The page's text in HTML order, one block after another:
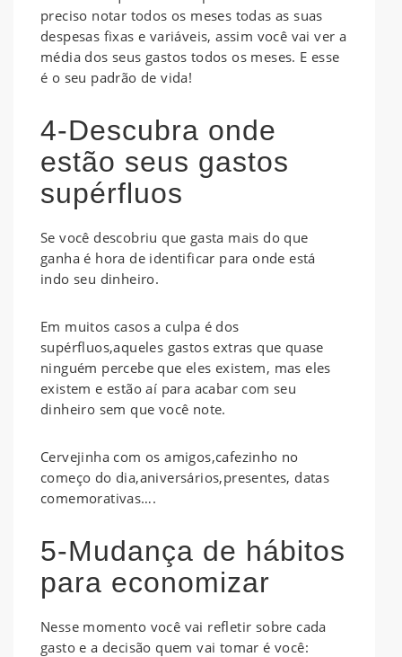
preciso notar todos os meses todas as suas
despesas fixas e variáveis, assim você vai ver a
média dos seus gastos todos os meses. E esse
é o seu padrão de vida!
4-Descubra onde
estão seus gastos
supérfluos
Se você descobriu que gasta mais do que
ganha é hora de identificar para onde está
indo seu dinheiro.
Em muitos casos a culpa é dos
supérfluos,aqueles gastos extras que quase
ninguém percebe que eles existem, mas eles
existem e estão aí para acabar com seu
dinheiro sem que você note.
Cervejinha com os amigos,cafezinho no
começo do dia,aniversários,presentes, datas
comemorativas….
5-Mudança de hábitos
para economizar
Nesse momento você vai refletir sobre cada
gasto e a decisão quem vai tomar é você: